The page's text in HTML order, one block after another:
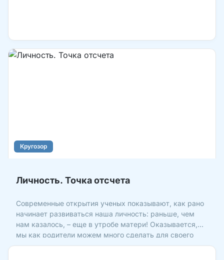
Кругозор
Личность. Точка отсчета
Современные открытия ученых показывают, как рано
начинает развиваться наша личность: раньше, чем
нам казалось, – еще в утробе матери! Оказывается,
мы как родители можем много сделать для своего
ребенка, даже когда еще не видим его. Это время